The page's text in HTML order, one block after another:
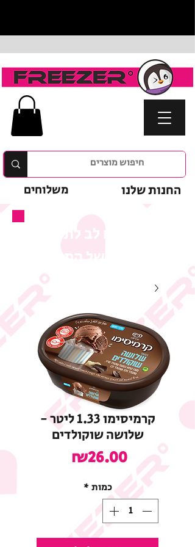
החנות שלנו משלוחים
המבצע של המוצר
קרמיסימו 1.33 ליטר -
שלושה שוקולדים
₪26.00
כמות *